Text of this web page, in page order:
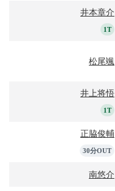
井本章介
1T
松尾颯
井上将悟
1T
正脇俊輔
30分OUT
南悠介